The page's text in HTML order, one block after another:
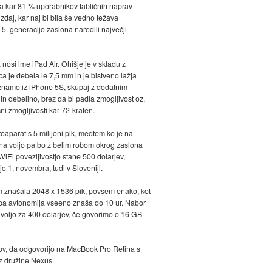
kar 81 % uporabnikov tabličnih naprav
kar naj bi bila še vedno težava
generacijo zaslona naredili največji
ime iPad Air. Ohišje je v skladu z
je debela le 7,5 mm in je bistveno lažja
iz iPhone 5S, skupaj z dodatnim
debelino, brez da bi padla zmogljivost oz.
zmogljivosti kar 72-kraten.
s 5 milijoni pik, medtem ko je na
voljo pa bo z belim robom okrog zaslona
povezljivostjo stane 500 dolarjev,
1. novembra, tudi v Sloveniji.
2048 x 1536 pik, povsem enako, kot
avtonomija vseeno znaša do 10 ur. Nabor
za 400 dolarjev, če govorimo o 16 GB
da odgovorijo na MacBook Pro Retina s
družine Nexus.